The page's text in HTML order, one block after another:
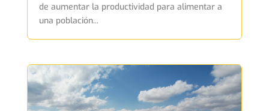
de aumentar la productividad para alimentar a
una población...